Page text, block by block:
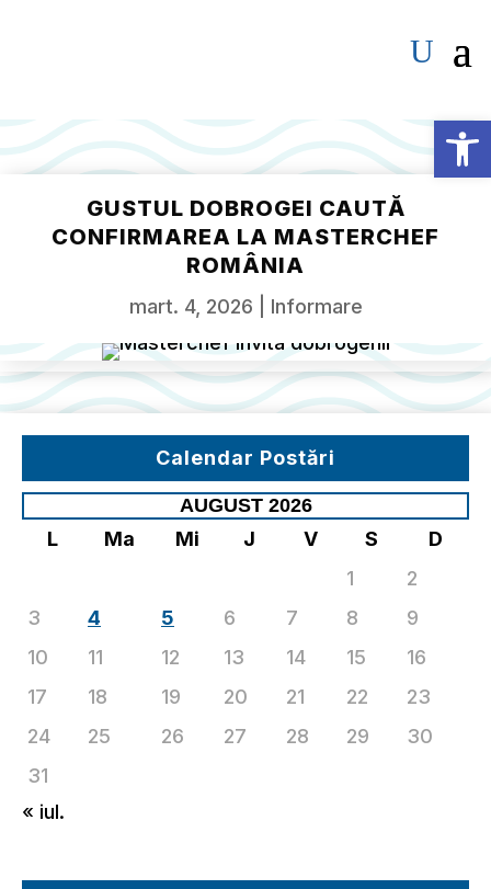
GUSTUL DOBROGEI CAUTĂ
CONFIRMAREA LA MASTERCHEF
ROMÂNIA
mart. 4, 2026 Informare
Calendar Postări
AUGUST 2026
L Ma Mi J V S
D
1
2
3
4 5 6 7 8
9
10
11 12 13 14 15
16
17
18 19 20 21 22
23
24
25 26 27 28 29
30
31
« iul.